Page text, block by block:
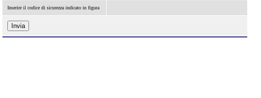
Inserire il codice di sicurezza indicato in figura